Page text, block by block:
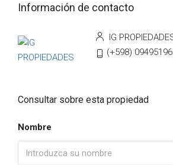
Información de contacto
IG
(+598)
Consultar sobre esta propiedad
Nombre